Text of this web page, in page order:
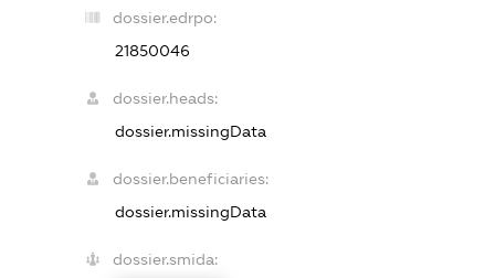
dossier.edrpo:
21850046
dossier.heads:
dossier.missingData
dossier.beneficiaries:
dossier.missingData
dossier.smida: